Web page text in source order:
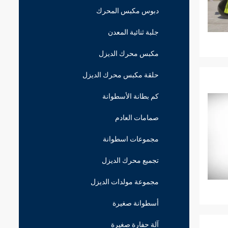
دبوس مكبس المحرك
جلبة ثنائية المعدن
مكبس محرك الديزل
حلقة مكبس محرك الديزل
كم بطانة الأسطوانة
صمامات العادم
مجموعات اسطوانة
تجميع محرك الديزل
مجموعة مولدات الديزل
أسطوانة صغيرة
آلة حفارة صغيرة